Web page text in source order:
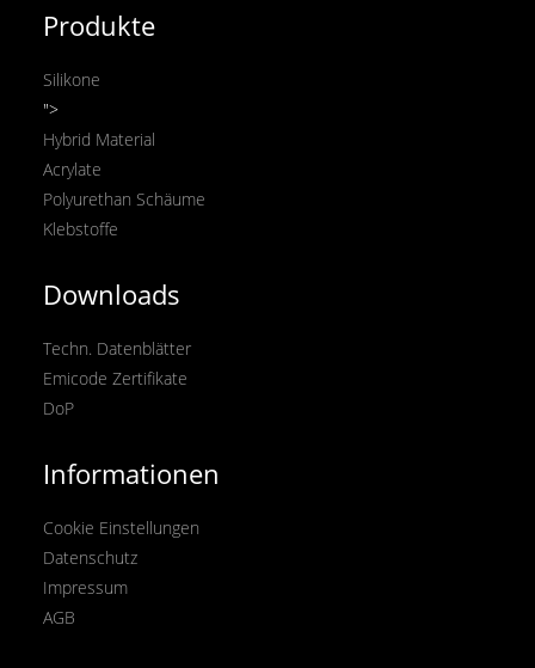
Produkte
Silikone
">
Hybrid Material
Acrylate
Polyurethan Schäume
Klebstoffe
Downloads
Techn. Datenblätter
Emicode Zertifikate
DoP
Informationen
Cookie Einstellungen
Datenschutz
Impressum
AGB